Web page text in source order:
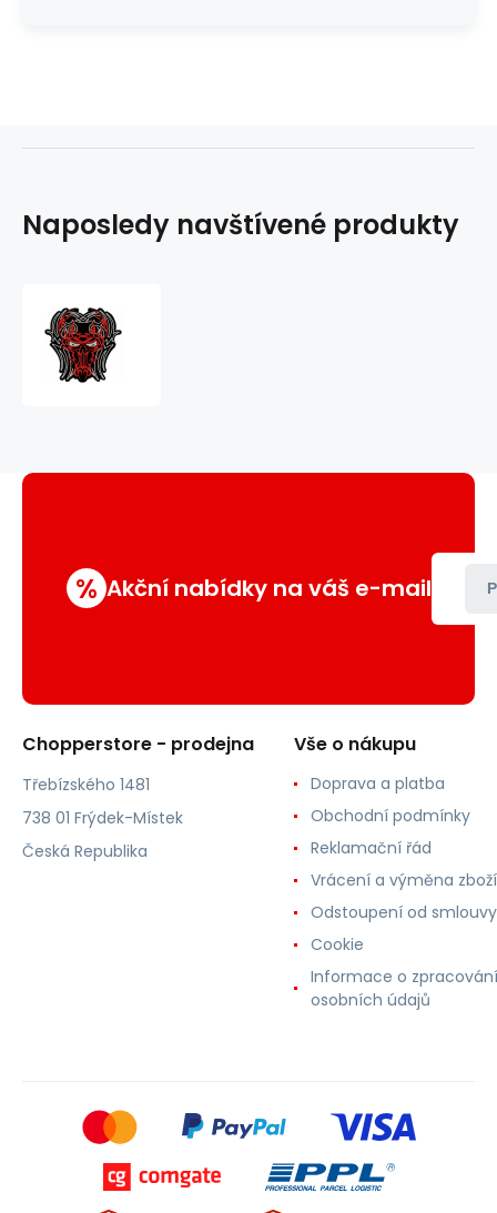
Naposledy navštívené produkty
% Akční nabídky na váš e-mail
Chopperstore - prodejna
Třebízského 1481
738 01 Frýdek-Místek
Česká Republika
Vše o nákupu
Doprava a platba
Obchodní podmínky
Reklamační řád
Vrácení a výměna zboží
Odstoupení od smlouvy
Cookie
Informace o zpracování
osobních údajů